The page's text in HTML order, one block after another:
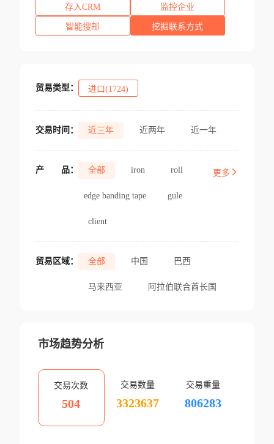
存入CRM 监控企业
智能搜邮 挖掘联系方式
贸易类型： 进口(1724)
交易时间： 近三年 近两年 近一年
产 品： 全部 iron roll
edge banding tape gule
client
更多
贸易区域： 全部 中国 巴西
马来西亚 阿拉伯联合酋长国
市场趋势分析
交易次数
504
交易数量
3323637
交易重量
806283